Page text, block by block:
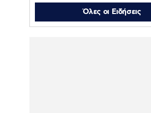
Όλες οι Ειδήσεις